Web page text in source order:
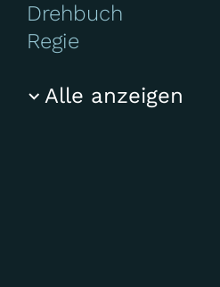
Drehbuch
Regie
Alle anzeigen